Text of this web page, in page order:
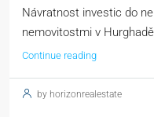
Návratnost investic do
nemovitostmi v
Continue reading
by horizonrealestate